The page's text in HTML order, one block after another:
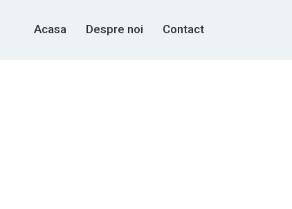
Acasa Despre noi Contact